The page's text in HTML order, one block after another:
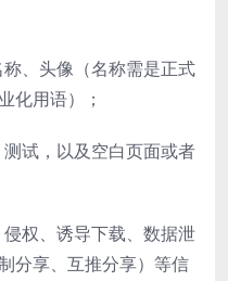
、头像（名称需是正式
化用语）；
试，以及空白页面或者
权、诱导下载、数据泄
分享、互推分享）等信